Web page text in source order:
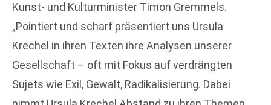
Kunst- und Kulturminister Timon Gremmels.
„Pointiert und scharf präsentiert uns Ursula
Krechel in ihren Texten ihre Analysen unserer
Gesellschaft – oft mit Fokus auf verdrängten
Sujets wie Exil, Gewalt, Radikalisierung. Dabei